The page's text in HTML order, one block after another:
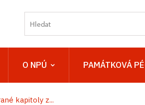
O NPÚ PAMÁTKOVÁ
kapitoly z...